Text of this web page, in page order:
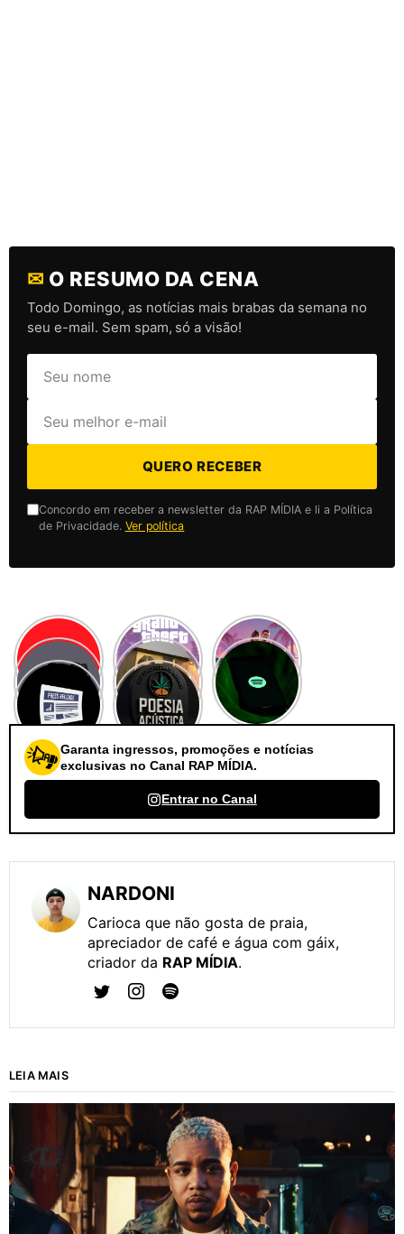
✉ O RESUMO DA CENA
Todo Domingo, as notícias mais brabas da semana no
seu e-mail. Sem spam, só a visão!
QUERO RECEBER
Concordo em receber a newsletter da RAP MÍDIA e li a Política
de Privacidade. Ver política
Garanta ingressos, promoções e notícias
exclusivas no Canal RAP MÍDIA.
Entrar no Canal
NARDONI
Carioca que não gosta de praia,
apreciador de café e água com gáix,
criador da RAP MÍDIA.
LEIA MAIS